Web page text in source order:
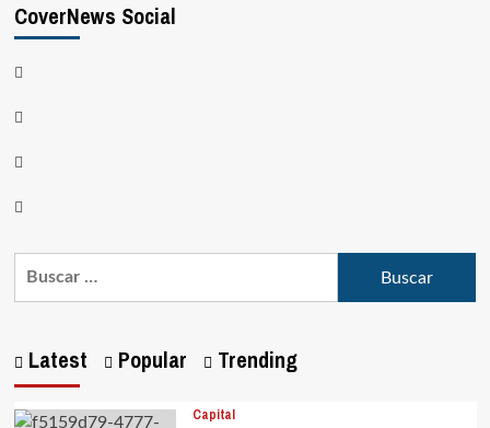
CoverNews Social
Latest Popular Trending
Capital